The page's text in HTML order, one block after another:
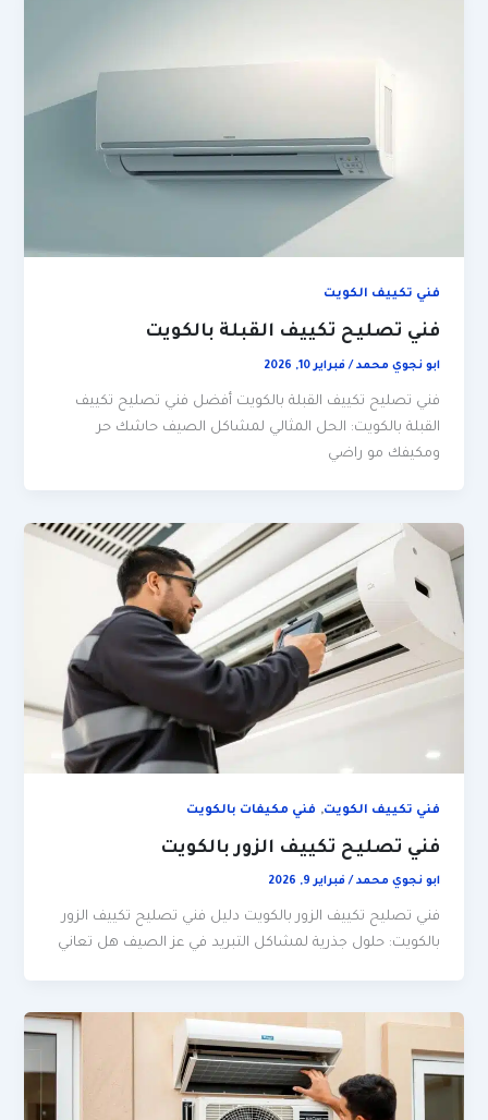
فني تكييف الكويت
فني تصليح تكييف القبلة بالكويت
ابو نجوي محمد/فبراير 10, 2026
فني تصليح تكييف القبلة بالكويت أفضل فني تصليح تكييف
القبلة بالكويت: الحل المثالي لمشاكل الصيف حاشك حر
ومكيفك مو راضي
فني تكييف الكويت, فني مكيفات بالكويت
فني تصليح تكييف الزور بالكويت
ابو نجوي محمد/فبراير 9, 2026
فني تصليح تكييف الزور بالكويت دليل فني تصليح تكييف الزور
بالكويت: حلول جذرية لمشاكل التبريد في عز الصيف هل تعاني